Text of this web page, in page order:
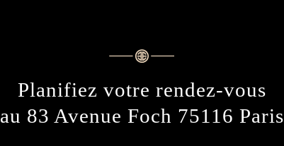
Planifiez votre rendez-vous
au 83 Avenue Foch 75116 Paris